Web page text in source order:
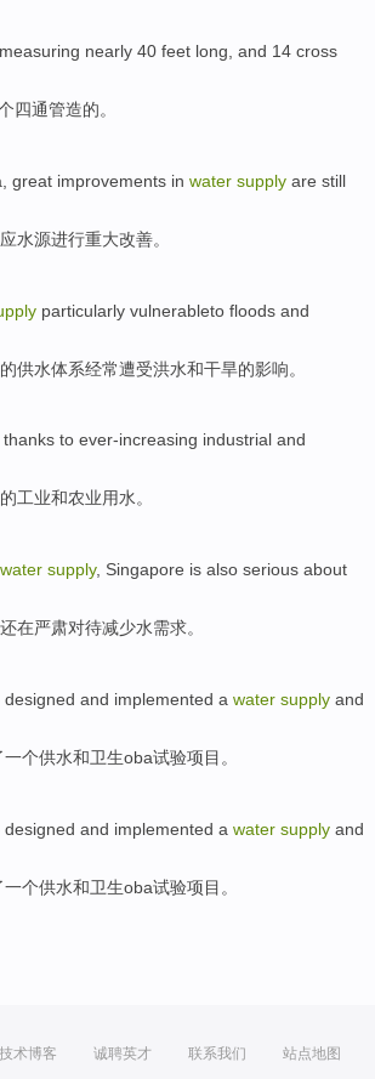
measuring nearly 40 feet long and 14 cross
四通管造的。
great improvements in water supply are still
水源进行重大改善。
particularly vulnerableto floods and
的供水体系经常遭受洪水和干旱的影响。
to ever-increasing industrial and
工业和农业用水。
water supply, Singapore is also serious about
还在严肃对待减少水需求。
designed and implemented a water supply and
一个供水和卫生oba试验项目。
designed and implemented a water supply and
一个供水和卫生oba试验项目。
技术博客 诚聘英才 联系我们 站点地图